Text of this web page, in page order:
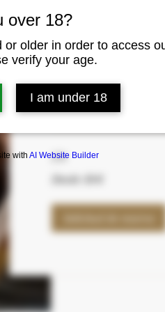
over 18?
older in order to access
verify your age.
I am under 18
with AI Website Builder
Cata de vinos
+2 personas
Leer más
2 h
Desde 58 €